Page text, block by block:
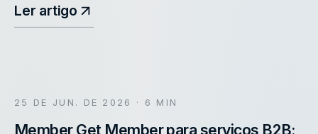
indicação, a IA não é apenas uma ferramenta; é uma
revolução que está mudando as regras do jogo.
impactantes.
Ler artigo
25 DE JUN. DE 2026 · 6 MIN
Member Get Member para serviços B2B: